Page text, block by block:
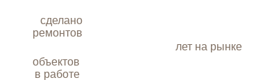
сделано
ремонтов
лет на рынке
объектов
в работе